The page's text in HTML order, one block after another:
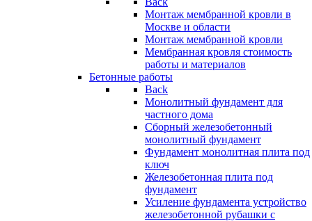
Монтаж мембранной кровли в
Москве и области
Монтаж мембранной кровли
Мембранная кровля стоимость
работы и материалов
Бетонные работы
Back
Монолитный фундамент для
частного дома
Сборный железобетонный
монолитный фундамент
Фундамент монолитная плита под
ключ
Железобетонная плита под
фундамент
Усиление фундамента устройство
железобетонной рубашки с